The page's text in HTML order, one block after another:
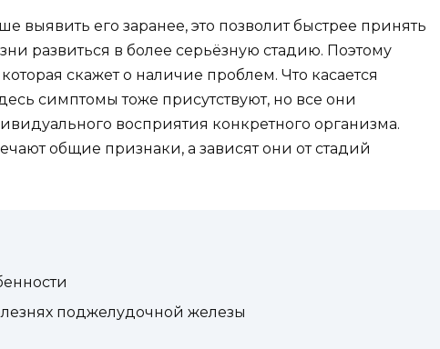
выявить его заранее, это позволит быстрее принять
развиться в более серьёзную стадию. Поэтому
скажет о наличие проблем. Что касается
симптомы тоже присутствуют, но все они
восприятия конкретного организма.
общие признаки, а зависят они от стадий
поджелудочной железы